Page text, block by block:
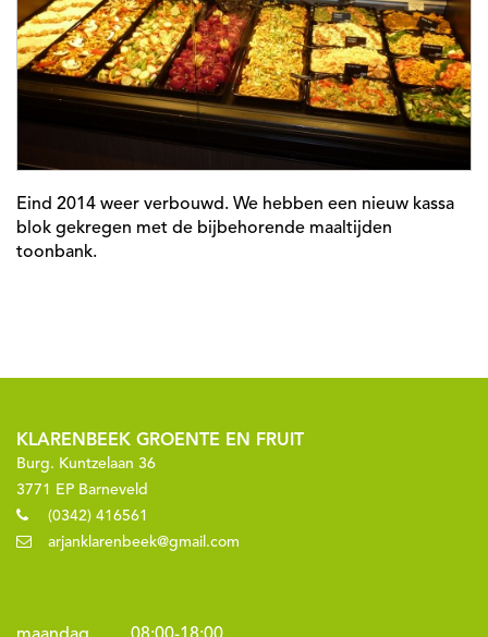
Eind 2014 weer verbouwd. We hebben een nieuw kassa
blok gekregen met de bijbehorende maaltijden
toonbank.
KLARENBEEK GROENTE EN FRUIT
Burg. Kuntzelaan 36
3771 EP Barneveld
(0342) 416561
arjanklarenbeek@gmail.com